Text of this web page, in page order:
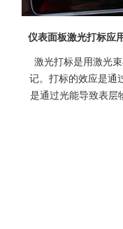
仪表面板激光打标应
激光打标是用激光
记。打标的效应是通
是通过光能导致表层
光作用于工件表面
1、小巧不占空间、
标； 5、对工作环境
产。6.非接触加工7.